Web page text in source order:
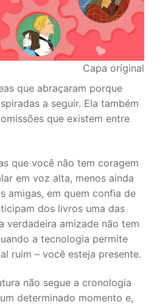
Capa original
que abraçaram porque
a seguir. Ela também
que existem entre
que você não tem coragem
em voz alta, menos ainda
amigas, em quem confia de
dos livros uma das
verdadeira amizade não tem
a tecnologia permite
ruim – você esteja presente.
não segue a cronologia
determinado momento e,